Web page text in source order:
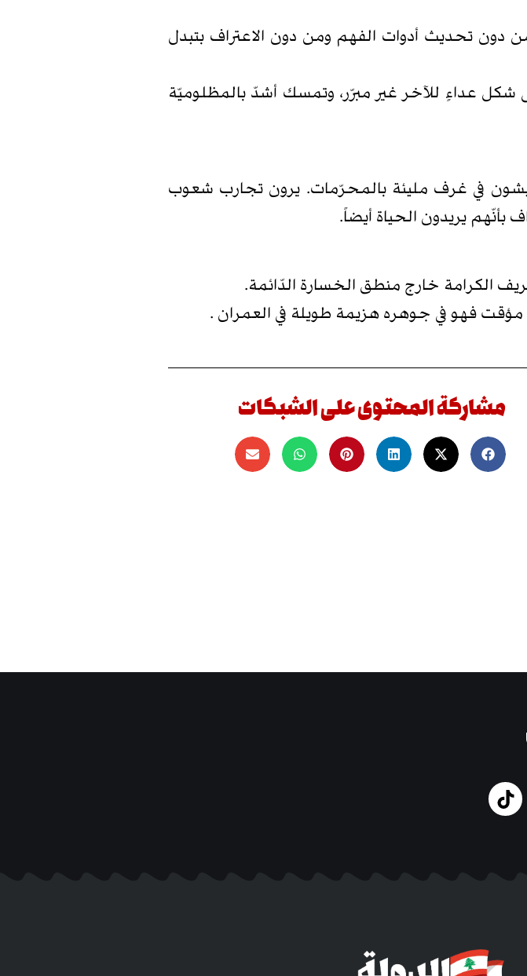
دون تحديث أدوات الفهم ومن دون الاعتراف بتبدل
عداءٍ للآخر غير مبرّر، وتمسك أشدّ بالمظلوميّة
في غرف مليئة بالمحرّمات. يرون تجارب شعوب
بأنّهم يريدون الحياة أيضاً.
الكرامة خارج منطق الخسارة الدّائمة.
مؤقت فهو في جوهره هزيمة طويلة في العمران .
مشاركة المحتوى على الشبكات